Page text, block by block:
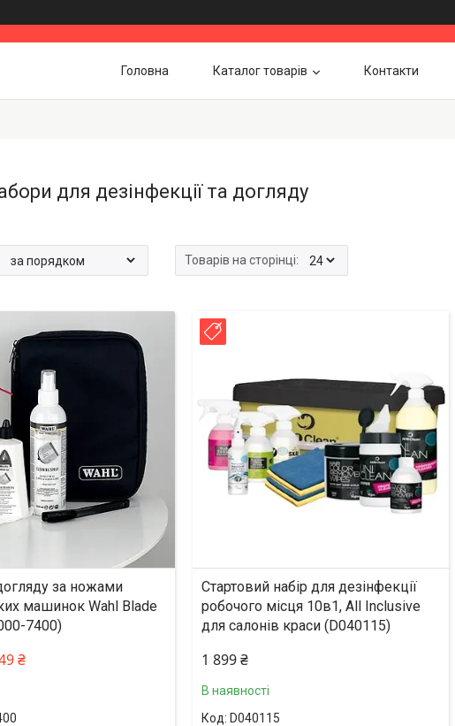
Головна Каталог товарів Контакти
для дезінфекції та догляду
за ножами
машинок Wahl Blade
7400)
₴
Стартовий набір для дезінфекції
робочого місця 10в1, All Inclusive
для салонів краси (D040115)
1 899 ₴
В наявності
D040115